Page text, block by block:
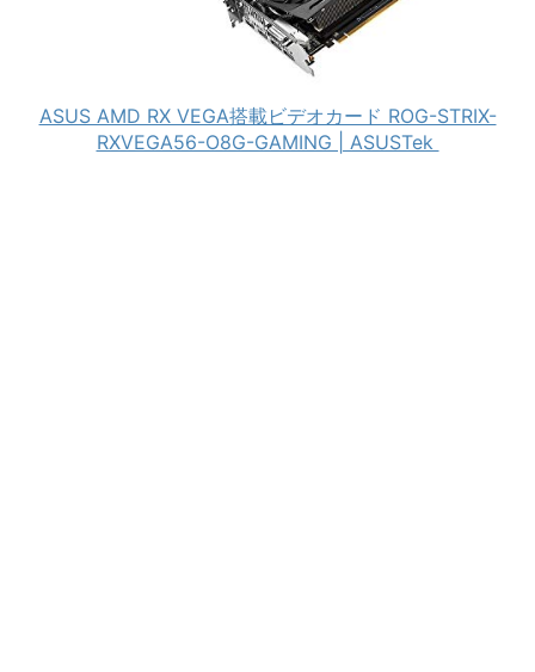
ASUS AMD RX VEGA搭載ビデオカード ROG-STRIX-
RXVEGA56-O8G-GAMING | ASUSTek